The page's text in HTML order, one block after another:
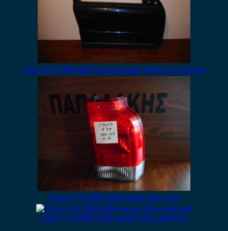
Volvo V70 2000-2007 πόρτα εμπρός δεξιά μπλε σκούρο
Volvo V70 2000-2004 φανάρι πίσω δεξί
Volvo V70 2000-2004 φανάρι πίσω αριστερό